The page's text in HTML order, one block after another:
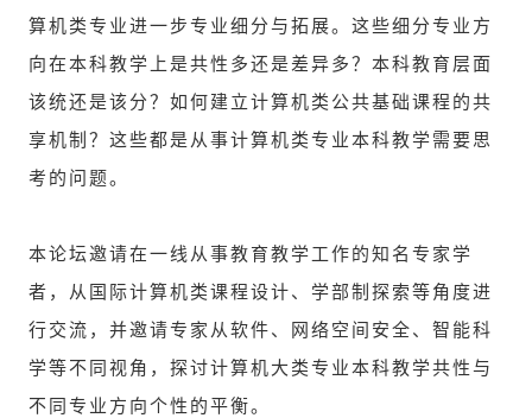
算机类专业进一步专业细分与拓展。这些细分专业方
向在本科教学上是共性多还是差异多？本科教育层面
该统还是该分？如何建立计算机类公共基础课程的共
享机制？这些都是从事计算机类专业本科教学需要思
考的问题。
本论坛邀请在一线从事教育教学工作的知名专家学
者，从国际计算机类课程设计、学部制探索等角度进
行交流，并邀请专家从软件、网络空间安全、智能科
学等不同视角，探讨计算机大类专业本科教学共性与
不同专业方向个性的平衡。